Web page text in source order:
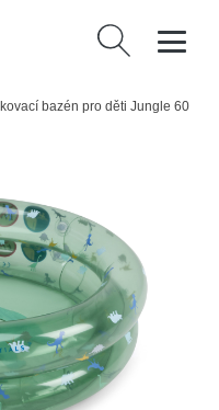
Vyhledávání
bazén pro děti Jungle 60